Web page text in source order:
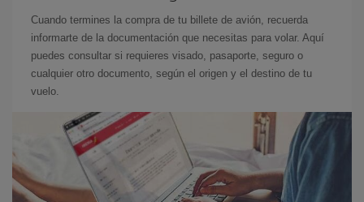
Cuando termines la compra de tu billete de avión, recuerda
informarte de la documentación que necesitas para volar. Aquí
puedes consultar si requieres visado, pasaporte, seguro o
cualquier otro documento, según el origen y el destino de tu
vuelo.